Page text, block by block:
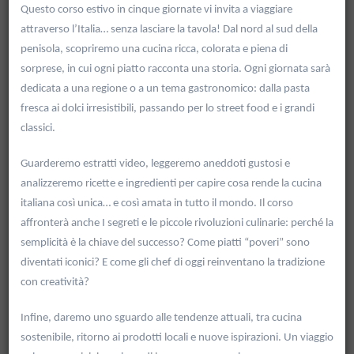
Rechercher
Questo corso estivo in cinque giornate vi invita a viaggiare
attraverso l’Italia… senza lasciare la tavola! Dal nord al sud della
penisola, scopriremo una cucina ricca, colorata e piena di
sorprese, in cui ogni piatto racconta una storia. Ogni giornata sarà
dedicata a una regione o a un tema gastronomico: dalla pasta
fresca ai dolci irresistibili, passando per lo street food e i grandi
classici.
Guarderemo estratti video, leggeremo aneddoti gustosi e
analizzeremo ricette e ingredienti per capire cosa rende la cucina
italiana così unica… e così amata in tutto il mondo. Il corso
affronterà anche I segreti e le piccole rivoluzioni culinarie: perché la
semplicità è la chiave del successo? Come piatti “poveri” sono
diventati iconici? E come gli chef di oggi reinventano la tradizione
con creatività?
Infine, daremo uno sguardo alle tendenze attuali, tra cucina
sostenibile, ritorno ai prodotti locali e nuove ispirazioni. Un viaggio